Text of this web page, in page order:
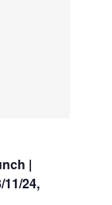
|
24,